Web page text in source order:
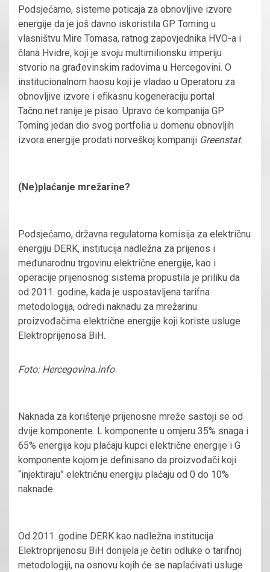
Podsjećamo, sisteme poticaja za obnovljive izvore
energije da je još davno iskoristila GP Toming u
vlasništvu Mire Tomasa, ratnog zapovjednika HVO-a i
člana Hvidre, koji je svoju multimilionsku imperiju
stvorio na građevinskim radovima u Hercegovini. O
institucionalnom haosu koji je vladao u Operatoru za
obnovljive izvore i efikasnu kogeneraciju portal
Tačno.net ranije je pisao. Upravo će kompanija GP
Toming jedan dio svog portfolia u domenu obnovljih
izvora energije prodati norveškoj kompaniji Greenstat.
(Ne)plaćanje mrežarine?
Podsjećamo, državna regulatorna komisija za električnu
energiju DERK, institucija nadležna za prijenos i
međunarodnu trgovinu električne energije, kao i
operacije prijenosnog sistema propustila je priliku da
od 2011. godine, kada je uspostavljena tarifna
metodologija, odredi naknadu za mrežarinu
proizvođačima električne energije koji koriste usluge
Elektroprijenosa BiH.
Foto: Hercegovina.info
Naknada za korištenje prijenosne mreže sastoji se od
dvije komponente. L komponente u omjeru 35% snaga i
65% energija koju plaćaju kupci električne energije i G
komponente kojom je definisano da proizvođači koji
“injektiraju” električnu energiju plaćaju od 0 do 10%
naknade.
Od 2011. godine DERK kao nadležna institucija
Elektroprijenosu BiH donijela je četiri odluke o tarifnoj
metodologiji, na osnovu kojih će se naplaćivati usluge